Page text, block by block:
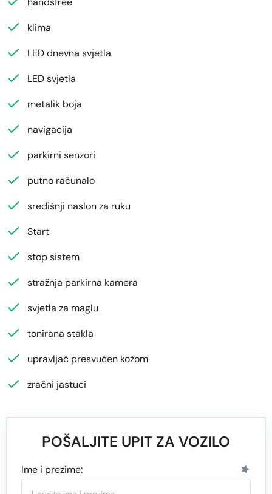
klima
LED dnevna svjetla
LED svjetla
metalik boja
navigacija
parkirni senzori
putno računalo
središnji naslon za ruku
Start
stop sistem
stražnja parkirna kamera
svjetla za maglu
tonirana stakla
upravljač presvučen kožom
zračni jastuci
POŠALJITE UPIT ZA VOZILO
Ime i prezime: